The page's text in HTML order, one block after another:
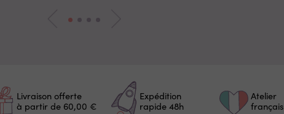
Livraison offerte
à partir de 60,00 €
Expédition
rapide 48h
Atelier
français